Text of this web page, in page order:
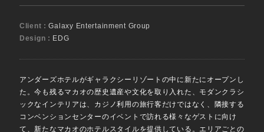
Client :Galaxy Entertainment Group
Design : EDG
アンダーズホテルがギャラクシーリゾートの中に新たにオープンし
た。今も残るマカオの歴史遺産や文化を取り入れた、モダンクラシ
ックなインテリアは、カジノ利用の旅行客だけではなく、隣接する
コンベンションセンターのイベントで訪れる様々なゲストに向け
て、新たなマカオのホテルスタイルを提供している。エリアごとの